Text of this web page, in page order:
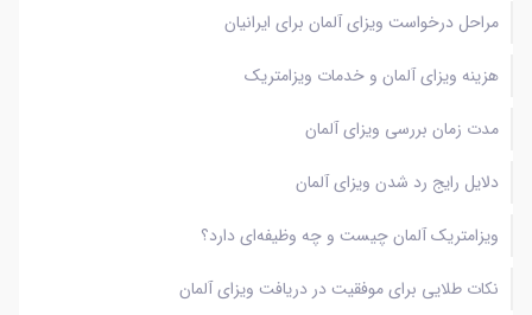
مراحل درخواست ویزای آلمان برای ایرانیان
هزینه ویزای آلمان و خدمات ویزامتریک
مدت زمان بررسی ویزای آلمان
دلایل رایج رد شدن ویزای آلمان
ویزامتریک آلمان چیست و چه وظیفه‌ای دارد؟
نکات طلایی برای موفقیت در دریافت ویزای آلمان